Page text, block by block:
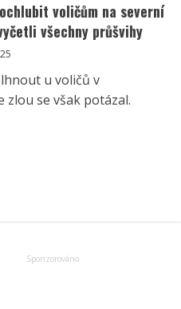
voličům na severní
všechny průšvihy
u voličů v
zlou se však potázal.